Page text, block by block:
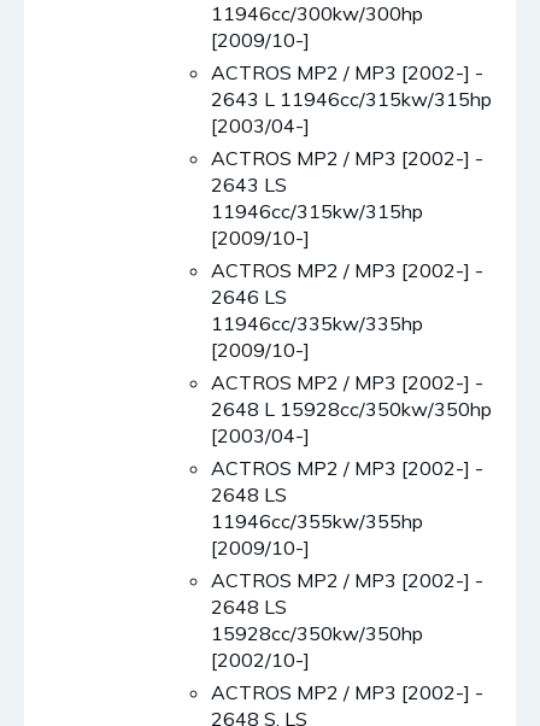
11946cc/300kw/300hp
[2009/10-]
ACTROS MP2 / MP3 [2002-] -
2643 L 11946cc/315kw/315hp
[2003/04-]
ACTROS MP2 / MP3 [2002-] -
2643 LS
11946cc/315kw/315hp
[2009/10-]
ACTROS MP2 / MP3 [2002-] -
2646 LS
11946cc/335kw/335hp
[2009/10-]
ACTROS MP2 / MP3 [2002-] -
2648 L 15928cc/350kw/350hp
[2003/04-]
ACTROS MP2 / MP3 [2002-] -
2648 LS
11946cc/355kw/355hp
[2009/10-]
ACTROS MP2 / MP3 [2002-] -
2648 LS
15928cc/350kw/350hp
[2002/10-]
ACTROS MP2 / MP3 [2002-] -
2648 S. LS